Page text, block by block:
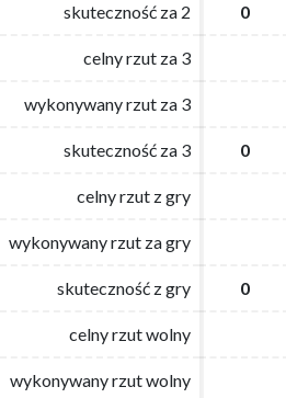
skuteczność za 2 0
celny rzut za 3
wykonywany rzut za 3
skuteczność za 3 0
celny rzut z gry
wykonywany rzut za gry
skuteczność z gry 0
celny rzut wolny
wykonywany rzut wolny
skuteczność za 2 0
celny rzut za 3
wykonywany rzut za 3
skuteczność za 3 0
celny rzut z gry
wykonywany rzut za gry
skuteczność z gry 0
celny rzut wolny
wykonywany rzut wolny